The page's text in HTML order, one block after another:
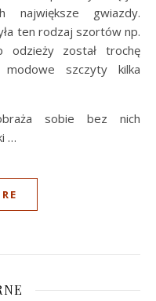
największe gwiazdy.
ten rodzaj szortów np.
odzieży został trochę
szczyty kilka
sobie bez nich
…